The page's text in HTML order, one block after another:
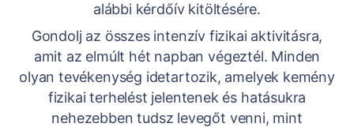
alábbi kérdőív kitöltésére.
Gondolj az összes intenzív fizikai aktivitásra,
amit az elmúlt hét napban végeztél. Minden
olyan tevékenység idetartozik, amelyek kemény
fizikai terhelést jelentenek és hatásukra
nehezebben tudsz levegőt venni, mint